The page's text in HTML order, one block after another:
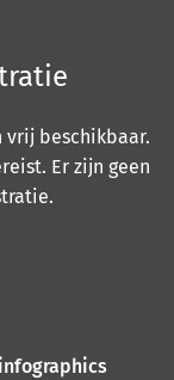
vrij beschikbaar.
Er zijn geen